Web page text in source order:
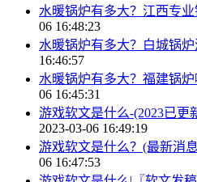
水暖锅炉有多大？江西专
06 16:48:23
水暖锅炉有多大？白城锅
16:46:57
水暖锅炉有多大？福建锅
06 16:45:31
游戏软文是什么-(2023已更
2023-03-06 16:49:19
游戏软文是什么？(最新消
06 16:47:53